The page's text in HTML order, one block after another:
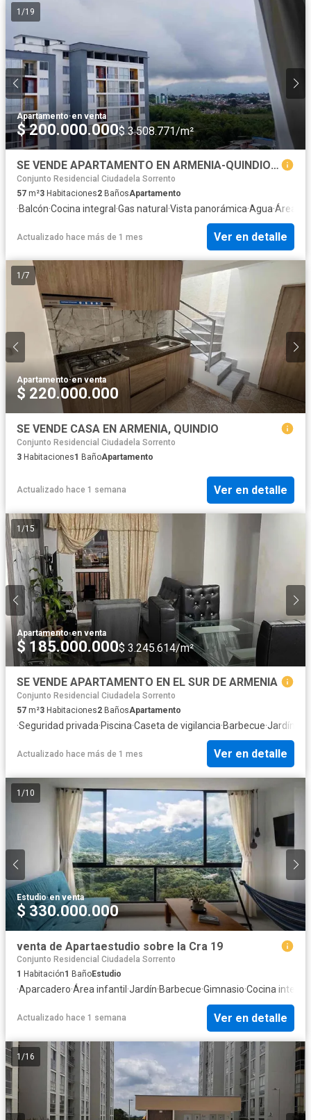
1 /19
Apartamento·en venta
$ 200.000.000$ 3.508.771/m²
SE VENDE APARTAMENTO EN ARMENIA-QUINDIO - SECTOR LA PAVONA
Conjunto Residencial Ciudadela Sorrento
57 m²3 Habitaciones2 BañosApartamento
·Balcón·Cocina integral ·Gas natural ·Vista panorámica·Agua·Área
Actualizado hace más de 1 mes Ver en detalle
1 /7
Apartamento·en venta
$ 220.000.000
SE VENDE CASA EN ARMENIA, QUINDIO
Conjunto Residencial Ciudadela Sorrento
3 Habitaciones1 BañoApartamento
Actualizado hace 1 semana Ver en detalle
1 /15
Apartamento·en venta
$ 185.000.000$ 3.245.614/m²
SE VENDE APARTAMENTO EN EL SUR DE ARMENIA
Conjunto Residencial Ciudadela Sorrento
57 m²3 Habitaciones2 BañosApartamento
·Seguridad privada·Piscina·Caseta de vigilancia·Barbecue·Jardín
Actualizado hace más de 1 mes Ver en detalle
1 /10
Estudio·en venta
$ 330.000.000
venta de Apartaestudio sobre la Cra 19
Conjunto Residencial Ciudadela Sorrento
1 Habitación1 BañoEstudio
·Aparcadero·Área infantil ·Jardín·Barbecue·Gimnasio·Cocina integral
Actualizado hace 1 semana Ver en detalle
1 /16